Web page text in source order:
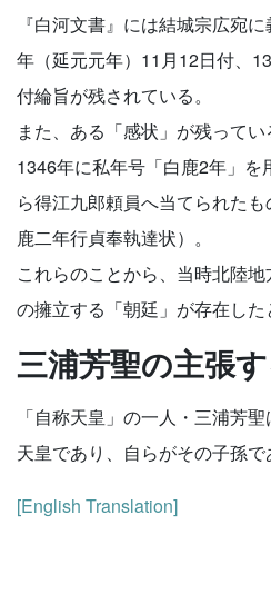
『白河文書』には結城宗広宛
年（延元元年）11月12日付、
付綸旨が残されている。
また、ある「感状」が残ってい
1346年に私年号「白鹿2年」
ら得江九郎頼員へ当てられた
鹿二年行貞奉執達状）。
これらのことから、当時北陸
の擁立する「朝廷」が存在した
三浦芳聖の主張
「自称天皇」の一人・三浦芳
天皇であり、自らがその子孫で
[English Translation]